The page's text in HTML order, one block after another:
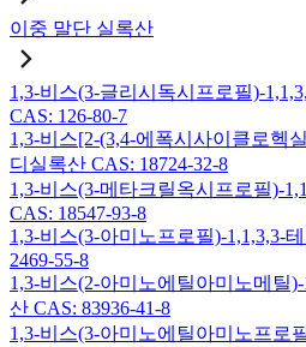
이중 말단 실록산
1,3-비스(3-글리시독시프로필)-
CAS: 126-80-7
1,3-비스[2-(3,4-에폭시사이클로헥
디실록산 CAS: 18724-32-8
1,3-비스(3-메타크릴옥시프로필)-
CAS: 18547-93-8
1,3-비스(3-아미노프로필)-1,1,3,3-
2469-55-8
1,3-비스(2-아미노에틸아미노메틸
산 CAS: 83936-41-8
1,3-비스(3-아미노에틸아미노프로